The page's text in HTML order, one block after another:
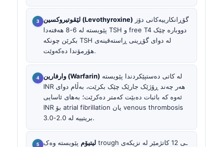
لێڤوتیروکسین (Levothyroxine)
پێویستە لە 6-8 هەفتەدا TSH و free T4 دووبارە چێک
بکرێن چونکە TSH لە دوای گۆڕینی ڕاستەقینەی
هۆرمۆندا دەکەوێت.
وارفارین (Warfarin)
INR هەر چەند ڕۆژێک جارێک چێک بکرێت، بەڵام دوای
ئەوە کە باثبات دەبێت کەمتر دەکرێت؛ بەهای ئاسایی
INR بۆ atrial fibrillation یان venous thrombosis
بریتییە لە 2.0-3.0.
لیتیۆم پێویستە وەک trough ـی 12 کاتژمێر لە نزیکەی